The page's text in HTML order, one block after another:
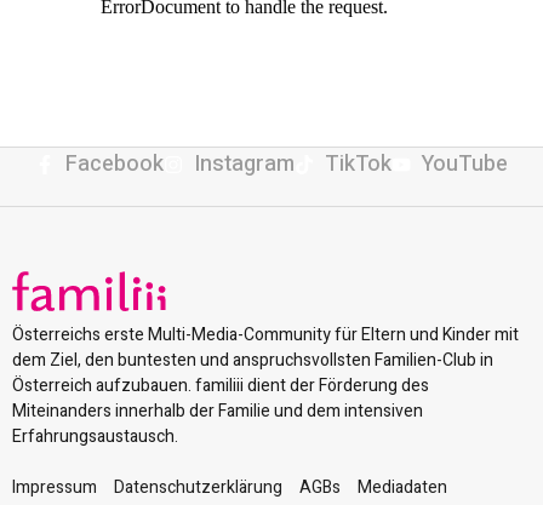
Facebook Instagram TikTok YouTube
Österreichs erste Multi-Media-Community für Eltern und Kinder mit
dem Ziel, den buntesten und anspruchsvollsten Familien-Club in
Österreich aufzubauen. familiii dient der Förderung des
Miteinanders innerhalb der Familie und dem intensiven
Erfahrungsaustausch.
Impressum
Datenschutzerklärung AGBs Mediadaten